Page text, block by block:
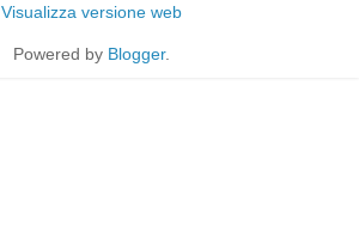
Visualizza versione web
Powered by Blogger.